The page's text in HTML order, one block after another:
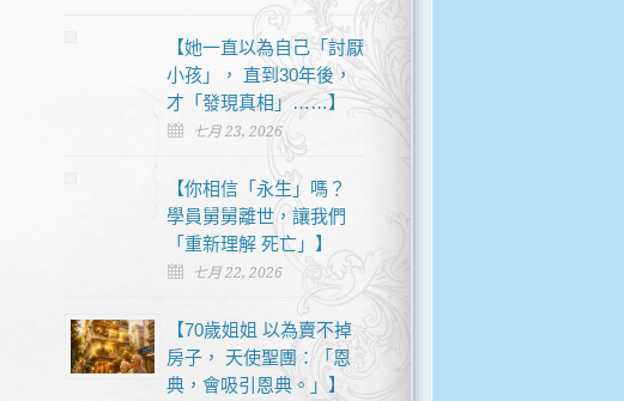
【她一直以為自己「討厭
小孩」， 直到30年後，
才「發現真相」……】
七月 23, 2026
【你相信「永生」嗎？
學員舅舅離世，讓我們
「重新理解 死亡」】
七月 22, 2026
【70歲姐姐 以為賣不掉
房子， 天使聖團：「恩
典，會吸引恩典。」】